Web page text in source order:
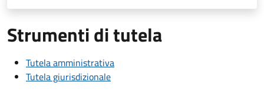
Strumenti di tutela
Tutela amministrativa
Tutela giurisdizionale